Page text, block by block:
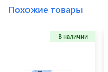
Похожие товары
В наличии